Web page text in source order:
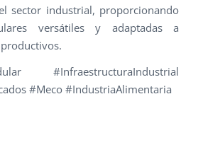
sector industrial, proporcionando
versátiles y adaptadas a
#InfraestructuraIndustrial
#Meco #IndustriaAlimentaria